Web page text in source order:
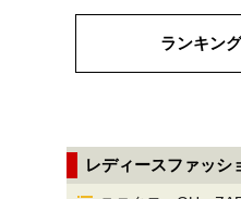
ランキン
レディースファッシ